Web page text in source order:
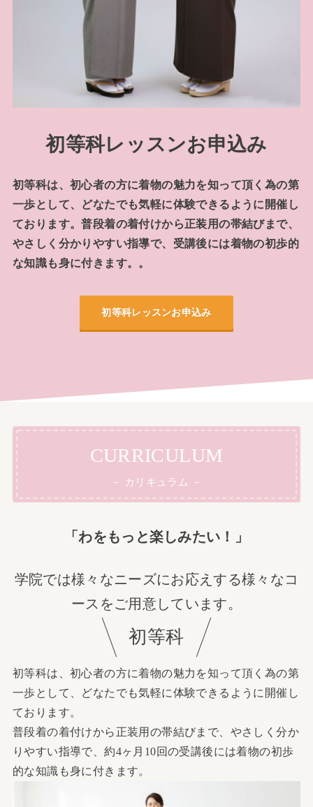
初等科レッスンお申込み
初等科は、初心者の方に着物の魅力を知って頂く為の第
一歩として、どなたでも気軽に体験できるように開催し
ております。普段着の着付けから正装用の帯結びまで、
やさしく分かりやすい指導で、受講後には着物の初歩的
な知識も身に付きます。。
初等科レッスンお申込み
CURRICULUM
－ カリキュラム －
「わをもっと楽しみたい！」
学院では様々なニーズにお応えする様々なコ
ースをご用意しています。
初等科
初等科は、初心者の方に着物の魅力を知って頂く為の第
一歩として、どなたでも気軽に体験できるように開催し
ております。
普段着の着付けから正装用の帯結びまで、やさしく分か
りやすい指導で、約4ヶ月10回の受講後には着物の初歩
的な知識も身に付きます。